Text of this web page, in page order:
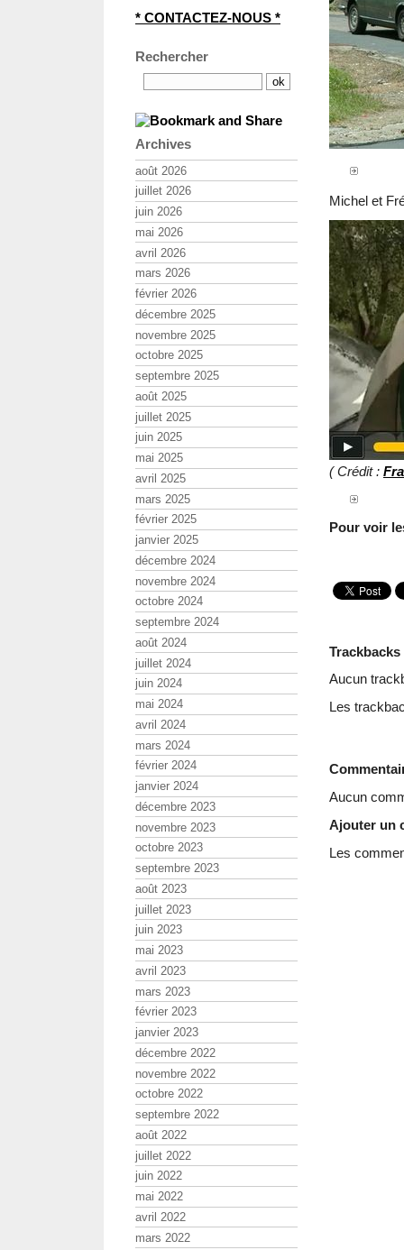
Michel et
( Crédit :
Pour voir
Trackbacks
Aucun
Les
Aucun
Ajouter un
Les
* CONTACTEZ-NOUS *
Rechercher
Archives
août 2026
juillet 2026
juin 2026
mai 2026
avril 2026
mars 2026
février 2026
décembre 2025
novembre 2025
octobre 2025
septembre 2025
août 2025
juillet 2025
juin 2025
mai 2025
avril 2025
mars 2025
février 2025
janvier 2025
décembre 2024
novembre 2024
octobre 2024
septembre 2024
août 2024
juillet 2024
juin 2024
mai 2024
avril 2024
mars 2024
février 2024
janvier 2024
décembre 2023
novembre 2023
octobre 2023
septembre 2023
août 2023
juillet 2023
juin 2023
mai 2023
avril 2023
mars 2023
février 2023
janvier 2023
décembre 2022
novembre 2022
octobre 2022
septembre 2022
août 2022
juillet 2022
juin 2022
mai 2022
avril 2022
mars 2022